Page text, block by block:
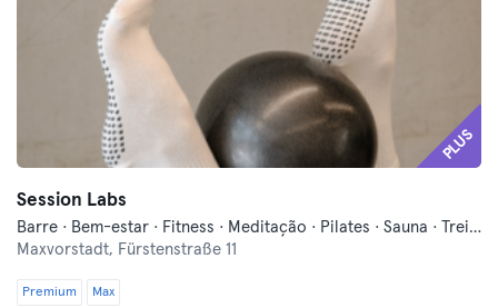
PLUS
Session Labs
Barre · Bem-estar · Fitness · Meditação · Pilates · Sauna · Treinos Funcionais · Yoga
Maxvorstadt, Fürstenstraße 11
Premium Max